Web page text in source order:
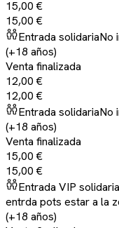
15,00 €
15,00 €
Entrada solidariaNo
(+18 años)
Venta finalizada
12,00 €
12,00 €
Entrada solidariaNo
(+18 años)
Venta finalizada
15,00 €
15,00 €
Entrada VIP solidaria
entrda pots estar a la
(+18 años)